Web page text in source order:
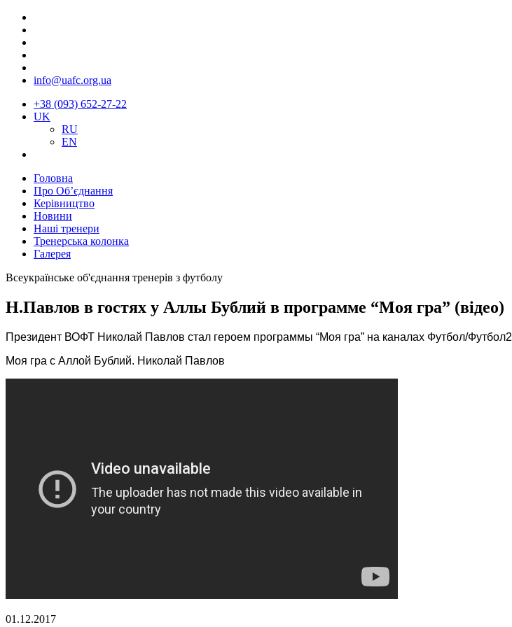
info@uafc.org.ua
+38 (093) 652-27-22
UK
RU
EN
Головна
Про Об’єднання
Керівництво
Новини
Наші тренери
Тренерська колонка
Галерея
Всеукраїнське об'єднання тренерів з футболу
Н.Павлов в гостях у Аллы Бублий в программе “Моя гра” (відео)
Президент ВОФТ Николай Павлов стал героем программы “Моя гра” на каналах Футбол/Футбол2
Моя гра с Аллой Бублий. Николай Павлов
01.12.2017